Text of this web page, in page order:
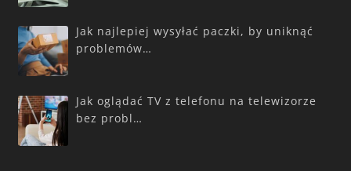
Jak najlepiej wysyłać paczki, by uniknąć
problemów…
Jak oglądać TV z telefonu na telewizorze
bez probl…